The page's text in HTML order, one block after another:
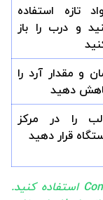
تازه استفاده
و درب را باز
و مقدار آرد را
دهید
را در مرکز
قرار دهید
قالب فلزی را فقط در حالت Convection استفاده کنید.